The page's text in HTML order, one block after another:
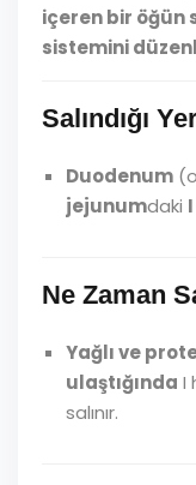
içeren bir öğün
sistemini
Salındığı
Duodenum
jejunumdaki
Ne Zaman
Yağlı ve
ulaştığında I
salınır.